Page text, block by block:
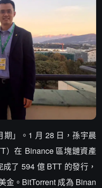
」。1 月 28 日，孫宇晨
）在 Binance 區塊鏈資產
了 594 億 BTT 的發行，
金。BitTorrent 成為 Binan